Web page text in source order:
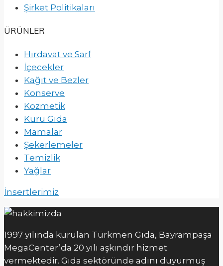
Şirket Politikaları
ÜRÜNLER
Hırdavat ve Sarf
İçecekler
Kağıt ve Bezler
Konserve
Kozmetik
Kuru Gıda
Mamalar
Şekerlemeler
Temizlik
Yağlar
İnsertlerimiz
1997 yılında kurulan Türkmen Gıda, Bayrampaşa
MegaCenter’da 20 yılı aşkındır hizmet
vermektedir. Gıda sektöründe adını duyurmuş